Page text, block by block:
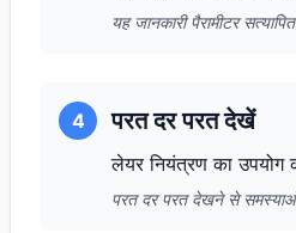
यह जानकारी पैरामीटर
4 परत दर परत देखें
लेयर नियंत्रण का उपयोग
परत दर परत देखने से